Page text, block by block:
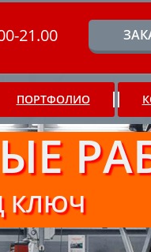
21.00
ПОРТФОЛИО
КЛЮЧ